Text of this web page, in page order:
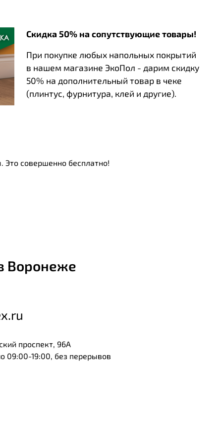
Скидка 50% на сопутствующие товары!
При покупке любых напольных покрытий
в нашем магазине ЭкоПол - дарим скидку
50% на дополнительный товар в чеке
(плинтус, фурнитура, клей и другие).
совершенно бесплатно!
Воронеже
проспект, 96А
09:00-19:00, без перерывов